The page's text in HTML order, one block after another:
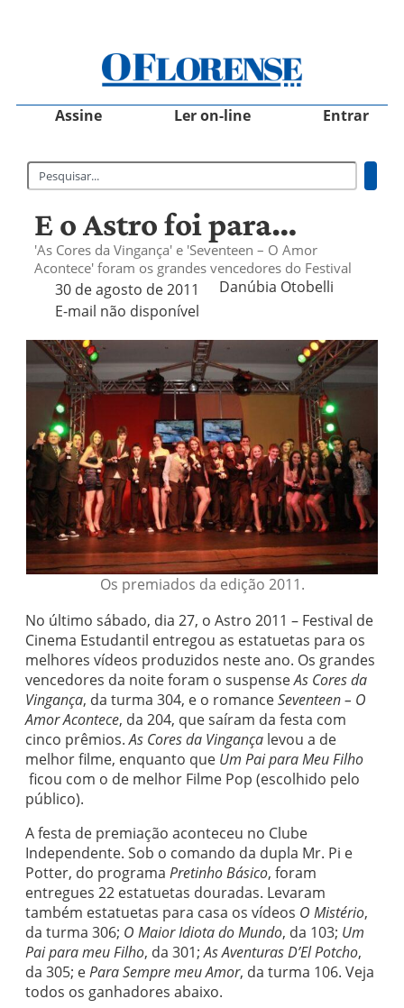
Assine Ler on-line Entrar
E o Astro foi para…
'As Cores da Vingança' e 'Seventeen – O Amor
Acontece' foram os grandes vencedores do Festival
30 de agosto de 2011
Danúbia Otobelli 
E-mail não disponível
Os premiados da edição 2011.
No último sábado, dia 27, o Astro 2011 – Festival de
Cinema Estudantil entregou as estatuetas para os
melhores vídeos produzidos neste ano. Os grandes
vencedores da noite foram o suspenseAs Cores da
Vingança, da turma 304, e o romanceSeventeen – O
Amor Acontece, da 204, que saíram da festa com
cinco prêmios.As Cores da Vingança levou a de
melhor filme, enquanto que Um Pai para Meu Filho
ficou com o de melhor Filme Pop (escolhido pelo
público).
A festa de premiação aconteceu no Clube
Independente. Sob o comando da dupla Mr. Pi e
Potter, do programa Pretinho Básico, foram
entregues 22 estatuetas douradas. Levaram
também estatuetas para casa os vídeos O Mistério,
da turma 306; O Maior Idiota do Mundo, da 103; Um
Pai para meu Filho, da 301;As Aventuras D’El Potcho,
da 305; ePara Sempre meu Amor, da turma 106. Veja
todos os ganhadores abaixo.